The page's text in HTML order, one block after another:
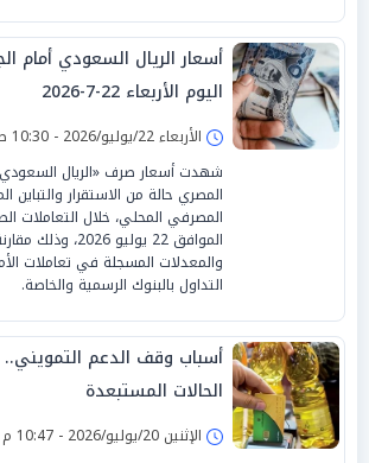
أسعار الريال السعودي أمام
اليوم الأربعاء 22-7-2026
الأربعاء 22/يوليو/2026 - 10:30 ص
شهدت أسعار صرف «الريال
المصري حالة من الاستقرار والتباين
المصرفي المحلي، خلال التعاملات
الموافق 22 يوليو
والمعدلات المسجلة في تعاملات
التداول بالبنوك الرسمية والخاصة.
أسباب وقف الدعم
الحالات المستبعدة
الإثنين 20/يوليو/2026 - 10:47 م